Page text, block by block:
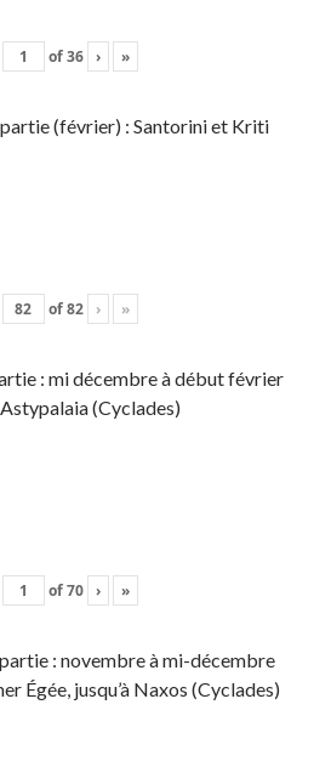
of36 › »
(février) : Santorini et Kriti
of82 › »
: mi décembre à début février
(Cyclades)
of70 › »
: novembre à mi-décembre
Égée, jusqu’à Naxos (Cyclades)